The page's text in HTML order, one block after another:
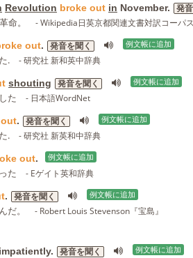
Revolution broke out in November. 発
命。 - Wikipedia日英京都関連文書対訳コーパス
out. 発音を聞く 例文帳に追加
. - 研究社 新和英中辞典
shouting 発音を聞く 例文帳に追加
た - 日本語WordNet
out. 発音を聞く 例文帳に追加
. - 研究社 新英和中辞典
out. 例文帳に追加
た - Eゲイト英和辞典
. 発音を聞く 例文帳に追加
だ。
- Robert Louis Stevenson『宝島』
impatiently. 発音を聞く 例文帳に追加